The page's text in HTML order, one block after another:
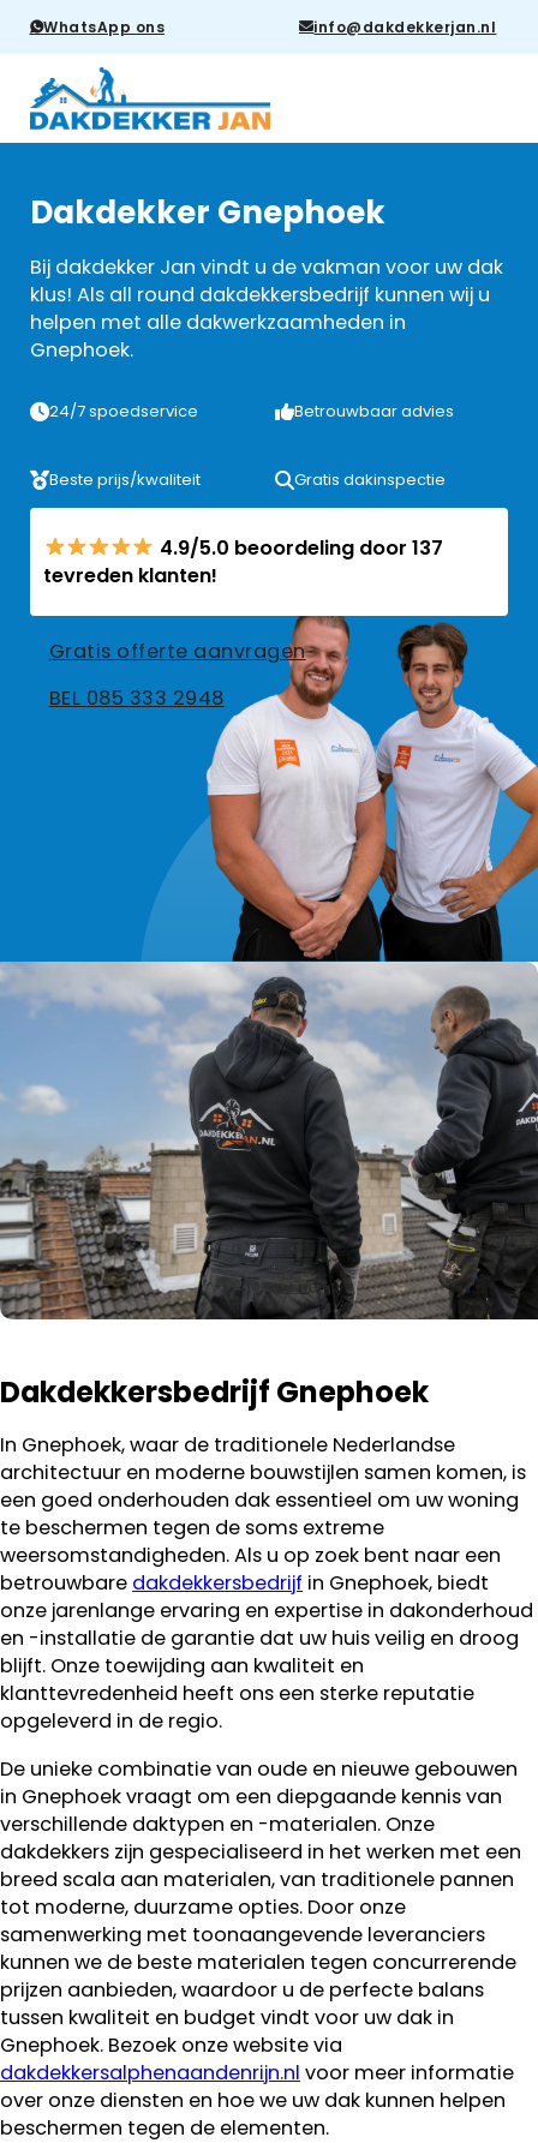
WhatsApp ons info@dakdekkerjan.nl
Dakdekker Gnephoek
Bij dakdekker Jan vindt u de vakman voor uw dak
klus! Als all round dakdekkersbedrijf kunnen wij u
helpen met alle dakwerkzaamheden in
Gnephoek.
24/7 spoedservice Betrouwbaar advies
Beste prijs/kwaliteit Gratis dakinspectie
4.9/5.0 beoordeling door 137
tevreden klanten!
Gratis offerte aanvragen
BEL 085 333 2948
Dakdekkersbedrijf Gnephoek
In Gnephoek, waar de traditionele Nederlandse
architectuur en moderne bouwstijlen samen komen, is
een goed onderhouden dak essentieel om uw woning
te beschermen tegen de soms extreme
weersomstandigheden. Als u op zoek bent naar een
betrouwbare dakdekkersbedrijf in Gnephoek, biedt
onze jarenlange ervaring en expertise in dakonderhoud
en -installatie de garantie dat uw huis veilig en droog
blijft. Onze toewijding aan kwaliteit en
klanttevredenheid heeft ons een sterke reputatie
opgeleverd in de regio.
De unieke combinatie van oude en nieuwe gebouwen
in Gnephoek vraagt om een diepgaande kennis van
verschillende daktypen en -materialen. Onze
dakdekkers zijn gespecialiseerd in het werken met een
breed scala aan materialen, van traditionele pannen
tot moderne, duurzame opties. Door onze
samenwerking met toonaangevende leveranciers
kunnen we de beste materialen tegen concurrerende
prijzen aanbieden, waardoor u de perfecte balans
tussen kwaliteit en budget vindt voor uw dak in
Gnephoek. Bezoek onze website via
dakdekkersalphenaandenrijn.nl voor meer informatie
over onze diensten en hoe we uw dak kunnen helpen
beschermen tegen de elementen.